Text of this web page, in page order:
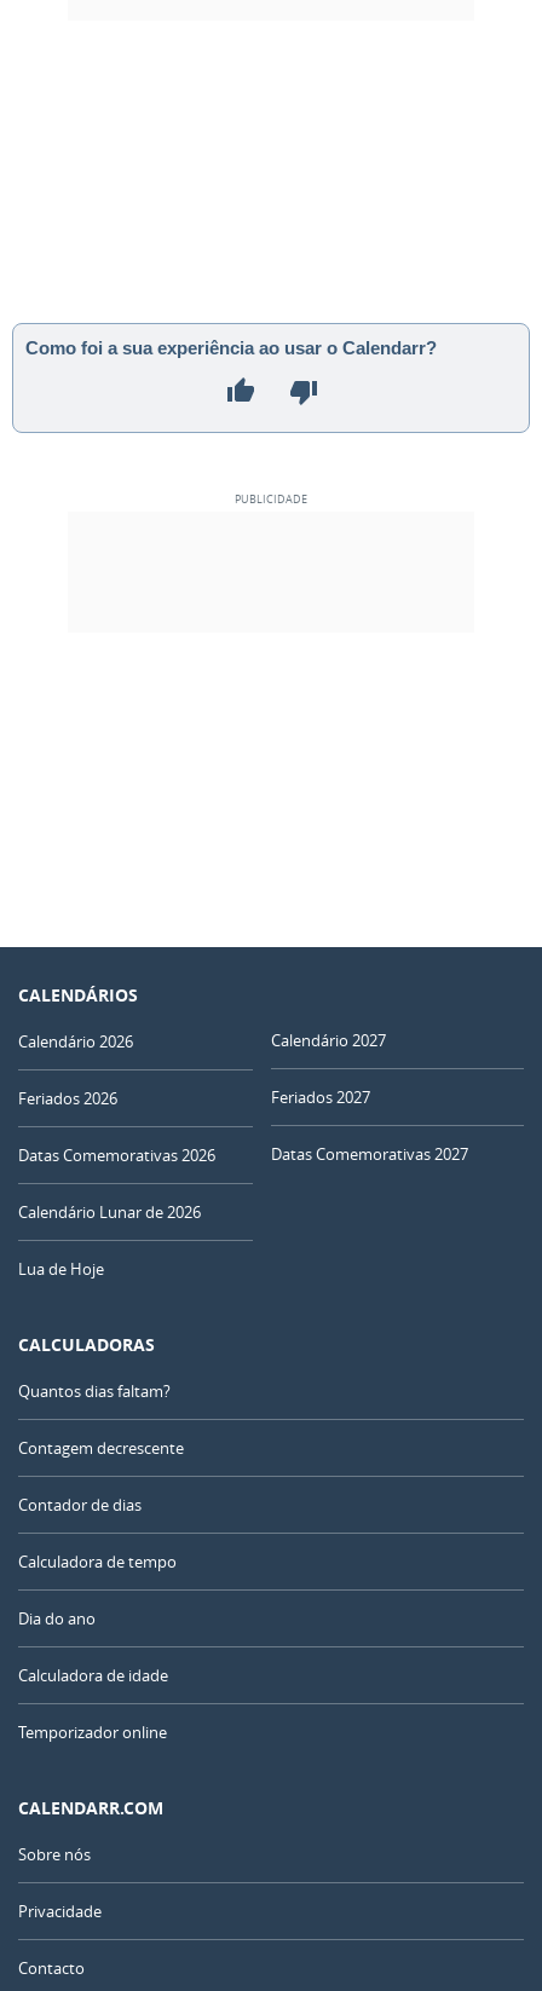
Como foi a sua experiência ao usar o Calendarr?
CALENDÁRIOS
Calendário 2026
Feriados 2026
Datas Comemorativas 2026
Calendário Lunar de 2026
Lua de Hoje
Calendário 2027
Feriados 2027
Datas Comemorativas 2027
CALCULADORAS
Quantos dias faltam?
Contagem decrescente
Contador de dias
Calculadora de tempo
Dia do ano
Calculadora de idade
Temporizador online
CALENDARR.COM
Sobre nós
Privacidade
Contacto